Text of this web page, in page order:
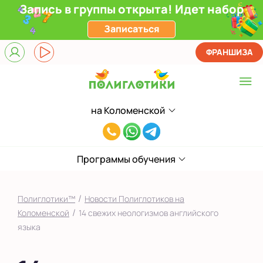
Запись в группы открыта! Идет набор
Записаться
на Коломенской
Выберите центр
Верхние Лихоборы
ЖК Прокшино
Филевский парк
8(929)520-
80
ФРАНШИЗА
Программы обучения
Полиглотики™ / Новости Полиглотиков на
Коломенской / 14 свежих неологизмов английского
языка